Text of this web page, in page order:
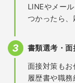
LINEやメー
つかったら、
書類選考・面
面接対策もお
履歴書や職